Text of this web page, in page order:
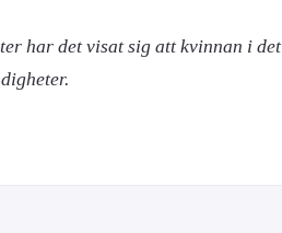
har det visat sig att kvinnan i det